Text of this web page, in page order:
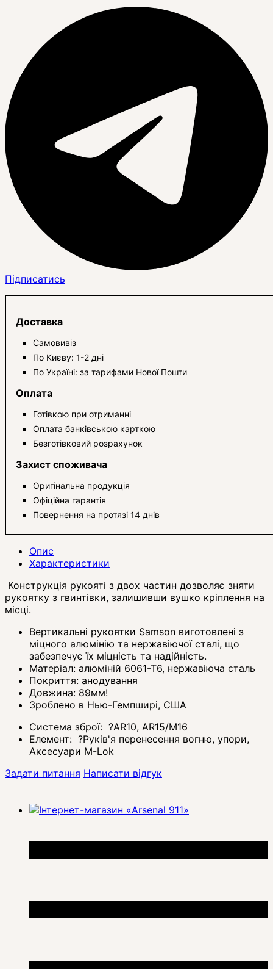
Підписатись
Доставка
Самовивіз
По Києву: 1-2 дні
По Україні: за тарифами Нової Пошти
Оплата
Готівкою при отриманні
Оплата банківською карткою
Безготівковий розрахунок
Захист споживача
Оригінальна продукція
Офіційна гарантія
Повернення на протязі 14 днів
Опис
Характеристики
Конструкція рукояті з двох частин дозволяє зняти
рукоятку з гвинтівки, залишивши вушко кріплення на
місці.
Вертикальні рукоятки Samson виготовлені з
міцного алюмінію та нержавіючої сталі, що
забезпечує їх міцність та надійність.
Матеріал: алюміній 6061-Т6, нержавіюча сталь
Покриття: анодування
Довжина: 89мм!
Зроблено в Нью-Гемпширі, США
Система зброї: ?AR10, AR15/M16
Елемент: ?Руків'я перенесення вогню, упори,
Аксесуари M-Lok
Задати питання Написати відгук